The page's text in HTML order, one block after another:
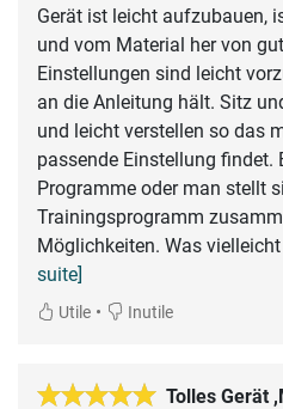
Gerät ist leicht aufzubauen,
und vom Material her von
Einstellungen sind leicht
an die Anleitung hält. Sitz
und leicht verstellen so das
passende Einstellung findet.
Programme oder man stellt
Trainingsprogramm
Möglichkeiten. Was
suite]
Utile • Inutile
Tolles Gerät